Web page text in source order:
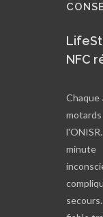
NFC
Chaque